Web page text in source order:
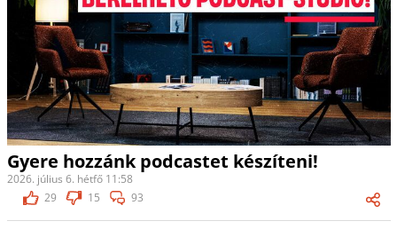
Gyere hozzánk podcastet készíteni!
2026. július 6. hétfő 11:58
29
15 93